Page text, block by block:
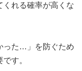
くれる確率が高くな
った…」を防ぐため
す。